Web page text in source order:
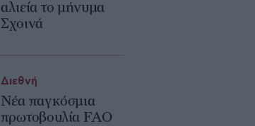
αλιεία το μήνυμα
Σχοινά
Νέα παγκόσμια
πρωτοβουλία FAO
Διεθνή